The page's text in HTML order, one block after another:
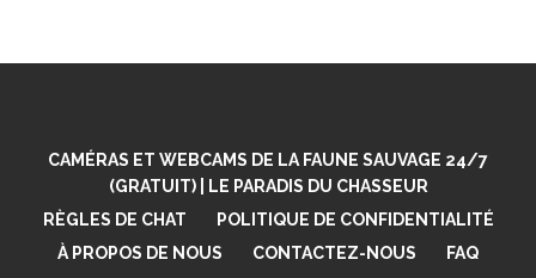
CAMÉRAS ET WEBCAMS DE LA FAUNE SAUVAGE 24/7
(GRATUIT) | LE PARADIS DU CHASSEUR
RÈGLES DE CHAT
POLITIQUE DE CONFIDENTIALITÉ
À PROPOS DE NOUS
CONTACTEZ-NOUS FAQ